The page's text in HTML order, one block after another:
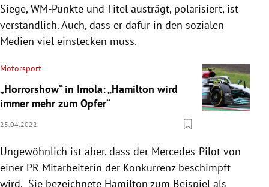
Siege, WM-Punkte und Titel austrägt, polarisiert, ist
verständlich. Auch, dass er dafür in den sozialen
Medien viel einstecken muss.
Motorsport
„Horrorshow“ in Imola: „Hamilton wird
immer mehr zum Opfer“
25.04.2022
Ungewöhnlich ist aber, dass der Mercedes-Pilot von
einer PR-Mitarbeiterin der Konkurrenz beschimpft
wird. Sie bezeichnete Hamilton zum Beispiel als